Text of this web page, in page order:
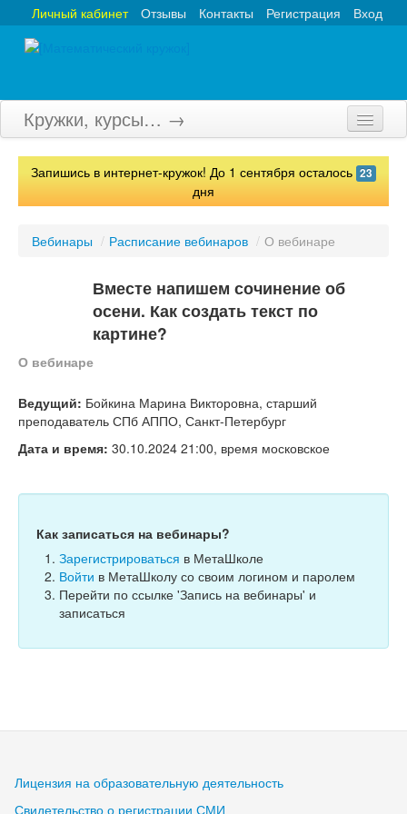
Вход
Регистрация
Контакты
Отзывы
Личный кабинет
Кружки, курсы… →
Главная
Конкурсы
Вебинары
Тесты
Книги
Запишись в интернет-кружок! До 1 сентября осталось 23
дня
Вебинары / Расписание вебинаров / О вебинаре
Вместе напишем сочинение об
осени. Как создать текст по
картине?
О вебинаре
Ведущий: Бойкина Марина Викторовна, старший
преподаватель СПб АППО, Санкт-Петербург
Дата и время: 30.10.2024 21:00, время московское
Как записаться на вебинары?
Зарегистрироваться в МетаШколе
Войти в МетаШколу со своим логином и паролем
Перейти по ссылке 'Запись на вебинары' и
записаться
Лицензия на образовательную деятельность
Свидетельство о регистрации СМИ